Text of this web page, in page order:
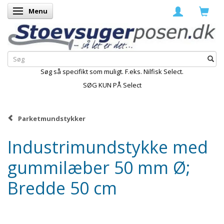
Skifte navigation
Menu
Søg så specifikt som muligt. F.eks. Nilfisk Select.
SØG KUN PÅ Select
Parketmundstykker
Industrimundstykke med
gummilæber 50 mm Ø;
Bredde 50 cm